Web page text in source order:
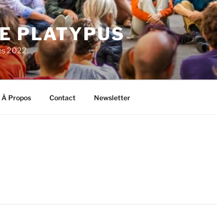
PLATYPUS
2022
À Propos Contact Newsletter